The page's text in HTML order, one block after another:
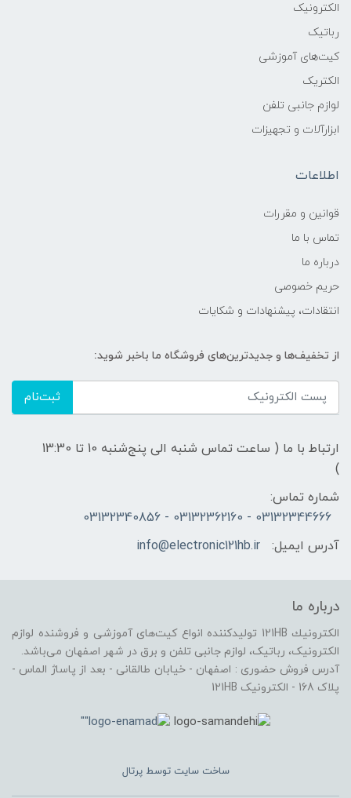
الکترونیک
رباتیک
کیت‌های آموزشی
الکتریک
لوازم جانبی تلفن
ابزارآلات و تجهیزات
اطلاعات
قوانين و مقررات
تماس با ما
درباره ما
حریم خصوصی
انتقادات، پیشنهادات و شکایات
از تخفیف‌ها و جدیدترین‌های فروشگاه ما باخبر شوید:
ثبت‌نام
ارتباط با ما ( ساعت تماس شنبه الی پنج‌شنبه 10 تا 13:30
)
شماره تماس:
03132344666 - 03132362160 - 03132340856
آدرس ایمیل:
info@electronic121hb.ir
درباره ما
الكترونيك 121HB توليدكننده انواع کیت‌های آموزشی و فروشنده لوازم
الکترونیک، رباتیک، لوازم جانبی تلفن و برق در شهر اصفهان می‌باشد.
آدرس فروش حضوری : اصفهان - خیابان طالقانی - بعد از پاساژ الماس -
پلاک 168 - الکترونیک 121HB
ساخت سایت توسطپرتال